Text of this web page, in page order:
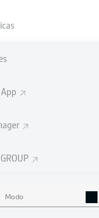
Modo